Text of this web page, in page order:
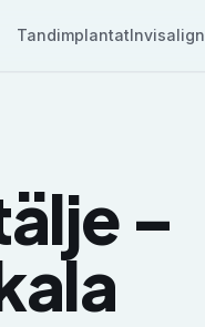
TandimplantatInvisalign
–